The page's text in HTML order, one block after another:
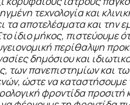
τεχνολογία και
τα αποτελέσματα και την
ίδιο μήκος, πιστεύουμε
περίθαλψη
δημόσιου και
των πανεπιστημίων και
ώστε να καταστήσουμε
φροντίδα προσιτή